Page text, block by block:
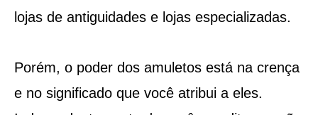
lojas de antiguidades e lojas especializadas.
Porém, o poder dos amuletos está na crença
e no significado que você atribui a eles.